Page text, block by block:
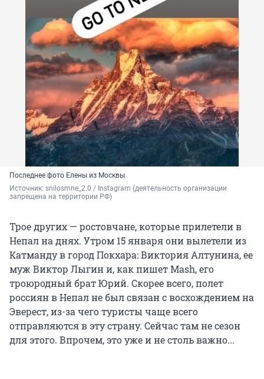
Последнее фото Елены из Москвы
Источник: snilosmne_2.0 / Instagram (деятельность организации
запрещена на территории РФ)
Трое других — ростовчане, которые прилетели в
Непал на днях. Утром 15 января они вылетели из
Катманду в город Покхара: Виктория Алтунина, ее
муж Виктор Лыгин и, как пишет Mash, его
троюродный брат Юрий. Скорее всего, полет
россиян в Непал не был связан с восхождением на
Эверест, из-за чего туристы чаще всего
отправляются в эту страну. Сейчас там не сезон
для этого. Впрочем, это уже и не столь важно...